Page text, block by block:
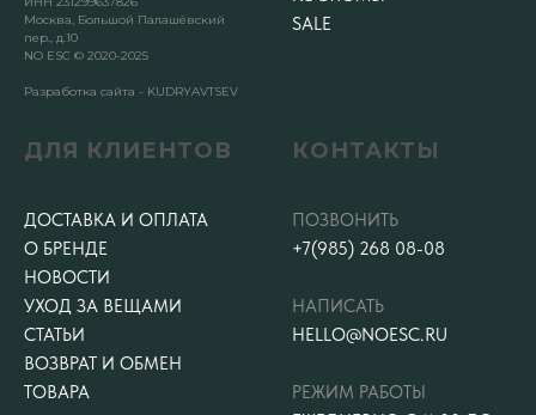
Москва, Большой Палашёвский
пер., д.10
NO ESC © 2020-2025
Разработка сайта - KUDRYAVTSEV
SALE
ДЛЯ КЛИЕНТОВ
ДОСТАВКА И ОПЛАТА
О БРЕНДЕ
НОВОСТИ
УХОД ЗА ВЕЩАМИ
СТАТЬИ
ВОЗВРАТ И ОБМЕН
ТОВАРА
КОНТАКТЫ
ПОЗВОНИТЬ
+7(985) 268 08-08
НАПИСАТЬ
HELLO@NOESC.RU
РЕЖИМ РАБОТЫ